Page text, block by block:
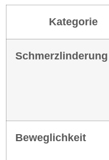
Kategorie
Schmerzlinderung
Beweglichkeit